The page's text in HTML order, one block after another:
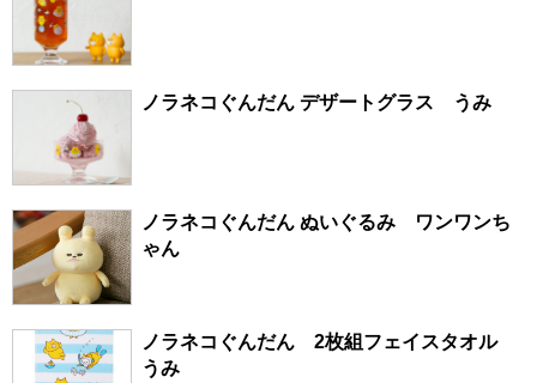
ノラネコぐんだん デザートグラス うみ
ノラネコぐんだん ぬいぐるみ ワンワンち
ゃん
ノラネコぐんだん 2枚組フェイスタオル
うみ